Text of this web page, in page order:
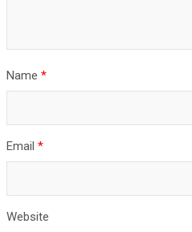
Name*
Email*
Website